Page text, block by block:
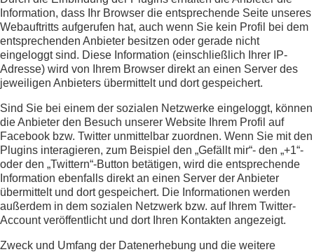
Information, dass Ihr Browser die entsprechende Seite unseres
Webauftritts aufgerufen hat, auch wenn Sie kein Profil bei dem
entsprechenden Anbieter besitzen oder gerade nicht
eingeloggt sind. Diese Information (einschließlich Ihrer IP-
Adresse) wird von Ihrem Browser direkt an einen Server des
jeweiligen Anbieters übermittelt und dort gespeichert.
Sind Sie bei einem der sozialen Netzwerke eingeloggt, können
die Anbieter den Besuch unserer Website Ihrem Profil auf
Facebook bzw. Twitter unmittelbar zuordnen. Wenn Sie mit den
Plugins interagieren, zum Beispiel den „Gefällt mir“- den „+1“-
oder den „Twittern“-Button betätigen, wird die entsprechende
Information ebenfalls direkt an einen Server der Anbieter
übermittelt und dort gespeichert. Die Informationen werden
außerdem in dem sozialen Netzwerk bzw. auf Ihrem Twitter-
Account veröffentlicht und dort Ihren Kontakten angezeigt.
Zweck und Umfang der Datenerhebung und die weitere